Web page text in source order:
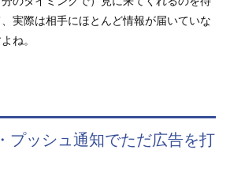
実際は相手にほとんど情報が届いていな
ね。
プッシュ通知でただ広告を打